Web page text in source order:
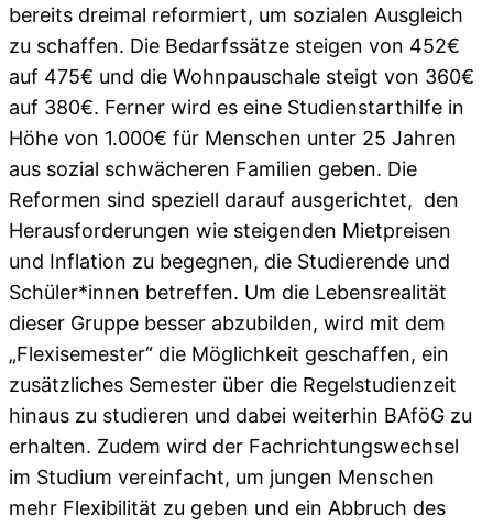
bereits dreimal reformiert, um sozialen Ausgleich
zu schaffen. Die Bedarfssätze steigen von 452€
auf 475€ und die Wohnpauschale steigt von 360€
auf 380€. Ferner wird es eine Studienstarthilfe in
Höhe von 1.000€ für Menschen unter 25 Jahren
aus sozial schwächeren Familien geben. Die
Reformen sind speziell darauf ausgerichtet, den
Herausforderungen wie steigenden Mietpreisen
und Inflation zu begegnen, die Studierende und
Schüler*innen betreffen. Um die Lebensrealität
dieser Gruppe besser abzubilden, wird mit dem
„Flexisemester“ die Möglichkeit geschaffen, ein
zusätzliches Semester über die Regelstudienzeit
hinaus zu studieren und dabei weiterhin BAföG zu
erhalten. Zudem wird der Fachrichtungswechsel
im Studium vereinfacht, um jungen Menschen
mehr Flexibilität zu geben und ein Abbruch des